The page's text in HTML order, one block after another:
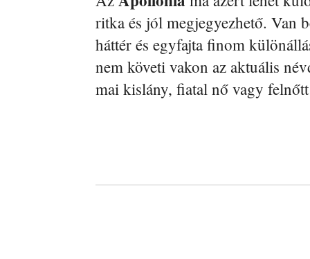
ritka és jól megjegyezhető. Van
háttér és egyfajta finom
nem követi vakon az aktuális
mai kislány, fiatal nő vagy